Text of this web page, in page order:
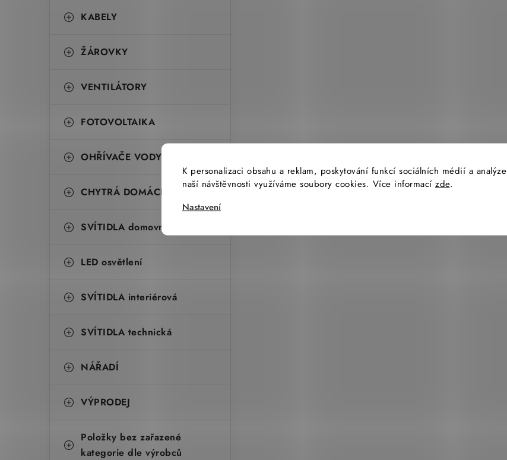
K personalizaci obsahu a reklam, poskytování funkcí sociálních médií a analýze
naší návštěvnosti využíváme soubory cookies. Více informací zde.
Nastavení
KABELY
ŽÁROVKY
VENTILÁTORY
FOTOVOLTAIKA
OHŘÍVAČE VODY
CHYTRÁ DOMÁCNOST
SVÍTIDLA domovní
LED osvětlení
SVÍTIDLA interiérová
SVÍTIDLA technická
NÁŘADÍ
VÝPRODEJ
Položky bez zařazené
kategorie dle výrobců